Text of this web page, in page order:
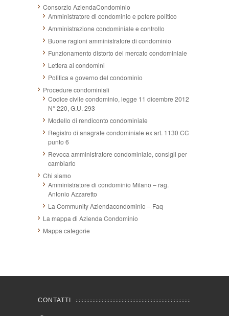
Consorzio AziendaCondominio
Amministratore di condominio e potere politico
Amministrazione condominiale e controllo
Buone ragioni amministratore di condominio
Funzionamento distorto del mercato condominiale
Lettera ai condomini
Politica e governo del condominio
Procedure condominiali
Codice civile condominio, legge 11 dicembre 2012
N° 220, G.U. 293
Modello di rendiconto condominiale
Registro di anagrafe condominiale ex art. 1130 CC
punto 6
Revoca amministratore condominiale, consigli per
cambiarlo
Chi siamo
Amministratore di condominio Milano – rag.
Antonio Azzaretto
La Community Aziendacondominio – Faq
La mappa di Azienda Condominio
Mappa categorie
CONTATTI